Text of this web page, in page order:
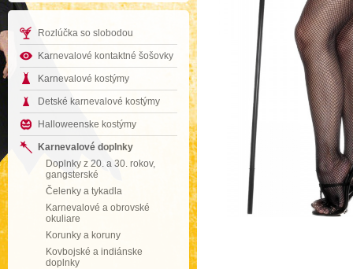
Rozlúčka so slobodou
Karnevalové kontaktné šošovky
Karnevalové kostýmy
Detské karnevalové kostýmy
Halloweenske kostýmy
Karnevalové doplnky
Doplnky z 20. a 30. rokov,
gangsterské
Čelenky a tykadla
Karnevalové a obrovské
okuliare
Korunky a koruny
Kovbojské a indiánske
doplnky